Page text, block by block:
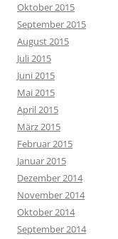
Oktober 2015
September 2015
August 2015
Juli 2015
Juni 2015
Mai 2015
April 2015
März 2015
Februar 2015
Januar 2015
Dezember 2014
November 2014
Oktober 2014
September 2014